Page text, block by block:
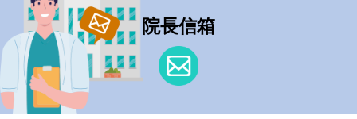
院長信箱